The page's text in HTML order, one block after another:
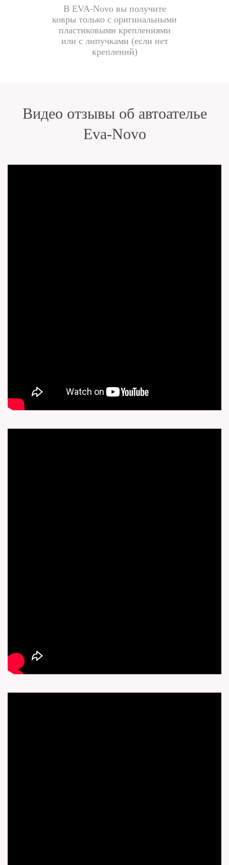
В EVA-Novo вы получите
ковры только с оригинальными
пластиковыми креплениями
или с липучками (если нет
креплений)
Видео отзывы об автоателье
Eva-Novo